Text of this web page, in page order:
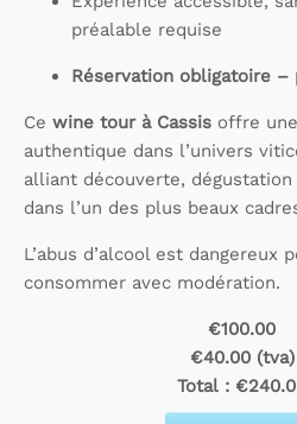
préalable requise
Réservation obligatoire
Ce wine tour à Cassis offre
authentique dans l’univers
alliant découverte,
dans l’un des plus beaux
L’abus d’alcool est dangereux
consommer avec modération.
€100.00
€40.00 (tva)
Total :